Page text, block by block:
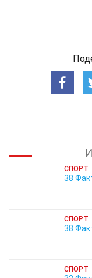
СПОРТ
38
СПОРТ
38
СПОРТ